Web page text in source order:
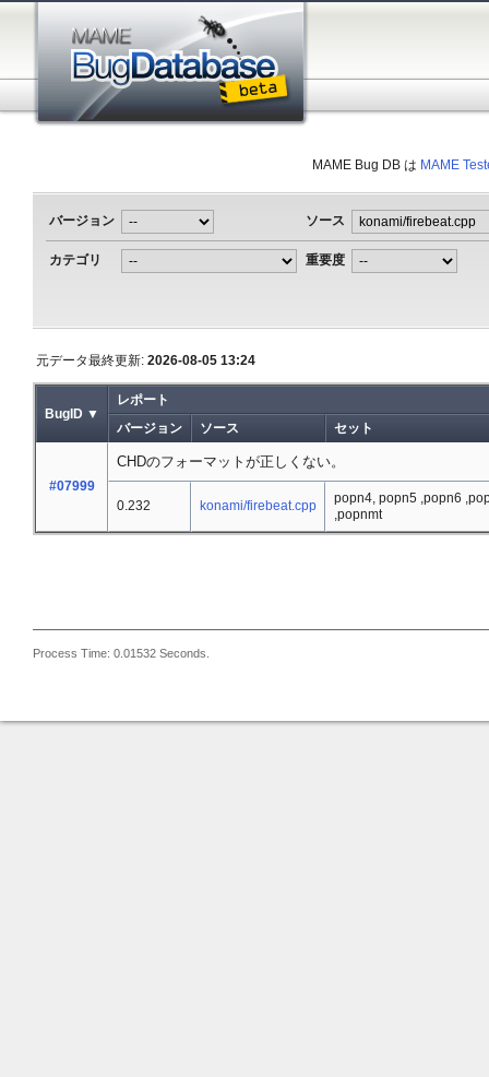
MAME Bug DB は MAME
バージョン ソース
カテゴリ 重要度
元データ最終更新: 2026-08-05 13:24
BugID ▼
レポート
バージョン
ソース セット
#07999
CHDのフォーマットが正しくない。
0.232 konami/firebeat.cpp
popn4, popn5 ,popn6
,popnmt
Process Time: 0.01532 Seconds.